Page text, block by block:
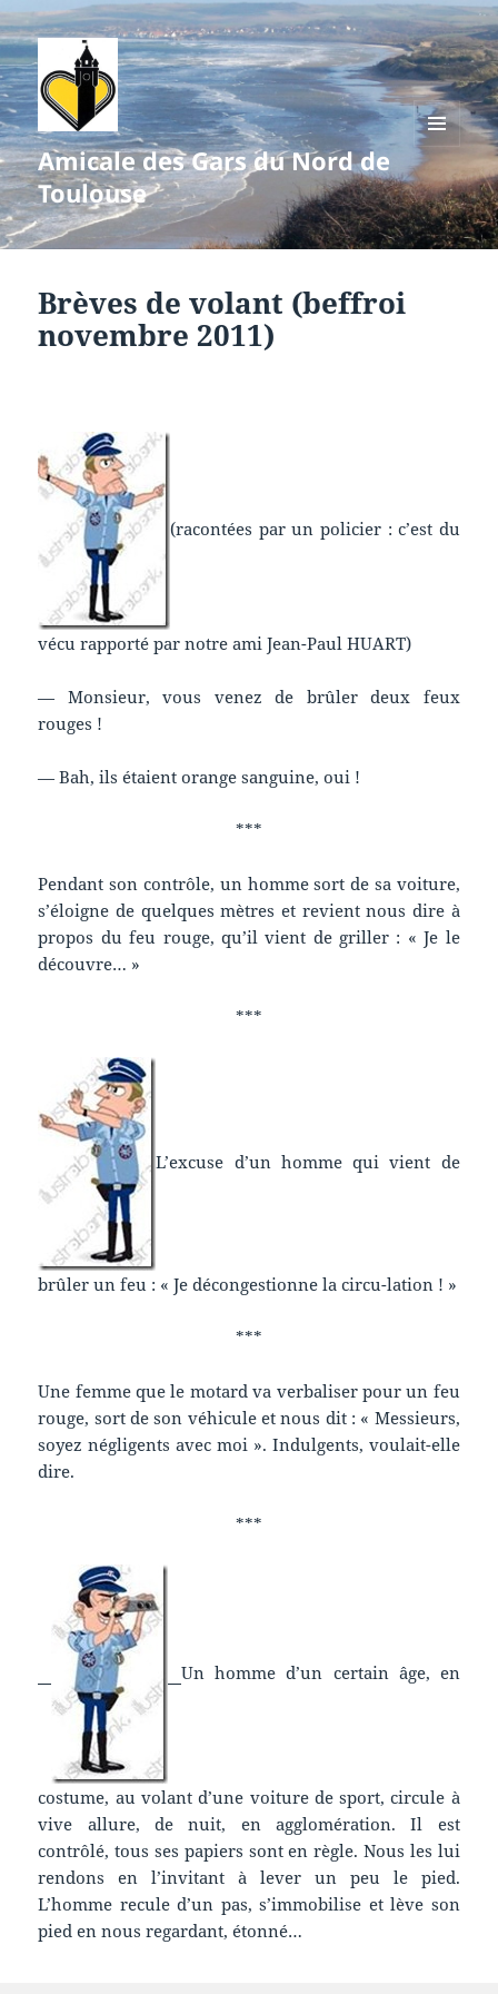
Amicale des Gars du Nord de
Toulouse
MENU
WIDGETS
Brèves de volant (beffroi
novembre 2011)
(racontées par un policier : c’est du
vécu rapporté par notre ami Jean-Paul HUART)
— Monsieur, vous venez de brûler deux feux
rouges !
— Bah, ils étaient orange sanguine, oui !
***
Pendant son contrôle, un homme sort de sa voiture,
s’éloigne de quelques mètres et revient nous dire à
propos du feu rouge, qu’il vient de griller : « Je le
découvre… »
***
L’excuse d’un homme qui vient de
brûler un feu : « Je décongestionne la circu-lation ! »
***
Une femme que le motard va verbaliser pour un feu
rouge, sort de son véhicule et nous dit : « Messieurs,
soyez négligents avec moi ». Indulgents, voulait-elle
dire.
***
Un homme d’un certain âge, en
costume, au volant d’une voiture de sport, circule à
vive allure, de nuit, en agglomération. Il est
contrôlé, tous ses papiers sont en règle. Nous les lui
rendons en l’invitant à lever un peu le pied.
L’homme recule d’un pas, s’immobilise et lève son
pied en nous regardant, étonné…